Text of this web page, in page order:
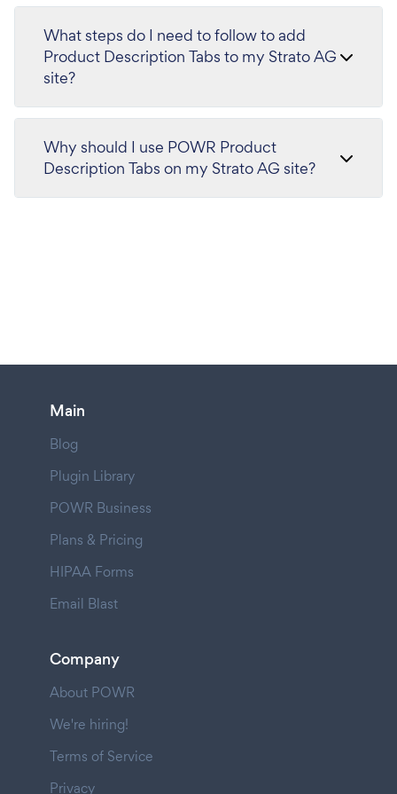
What steps do I need to follow to add
Product Description Tabs to my Strato AG
site?
Why should I use POWR Product
Description Tabs on my Strato AG site?
Main
Blog
Plugin Library
POWR Business
Plans & Pricing
HIPAA Forms
Email Blast
Company
About POWR
We're hiring!
Terms of Service
Privacy